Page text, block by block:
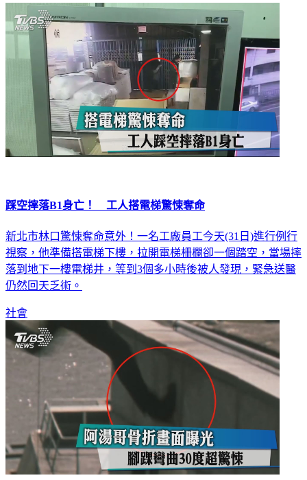
踩空摔落B1身亡！ 工人搭電梯驚悚奪命
新北市林口驚悚奪命意外！一名工廠員工今天(31日)進行例行
視察，他準備搭電梯下樓，拉開電梯柵欄卻一個踏空，當場摔
落到地下一樓電梯井，等到3個多小時後被人發現，緊急送醫
仍然回天乏術。
社會